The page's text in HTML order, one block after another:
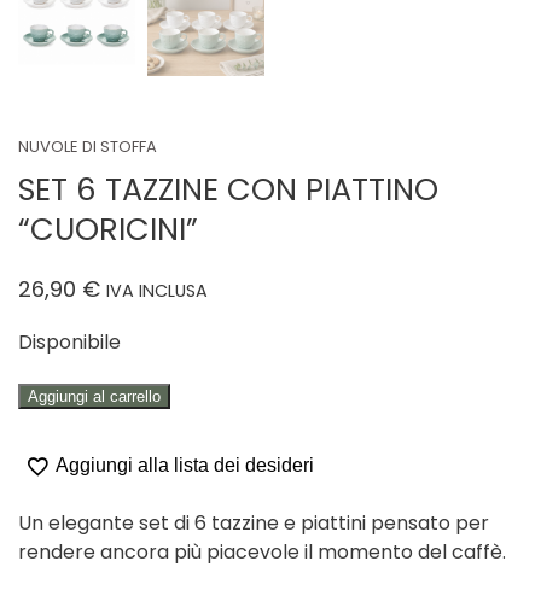
NUVOLE DI STOFFA
SET 6 TAZZINE CON PIATTINO
“CUORICINI”
26,90 € IVA INCLUSA
Disponibile
SET
TAZZINE
CON
PIATTINO
"CUORICINI"
quantità
Aggiungi al carrello
Aggiungi alla lista dei desideri
Un elegante set di 6 tazzine e piattini pensato per
rendere ancora più piacevole il momento del caffè.